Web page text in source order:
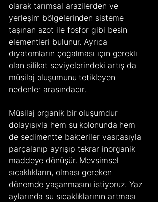
olarak tarımsal arazilerden ve
yerleşim bölgelerinden sisteme
taşınan azot ile fosfor gibi besin
elementleri bulunur. Ayrıca
diyatomların çoğalması için gerekli
olan silikat seviyelerindeki artış da
müsilaj oluşumunu tetikleyen
nedenler arasındadır.
Müsilaj organik bir oluşumdur,
dolayısıyla hem su kolonunda hem
de sedimentte bakteriler vasıtasıyla
parçalanıp ayrışıp tekrar inorganik
maddeye dönüşür. Mevsimsel
sıcaklıkların, olması gereken
dönemde yaşanmasını istiyoruz. Yaz
aylarında su sıcaklıklarının artması